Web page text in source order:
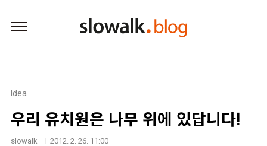
Idea
우리 유치원은 나무 위에 있답니다!
slowalk 2012. 2. 26. 11:00